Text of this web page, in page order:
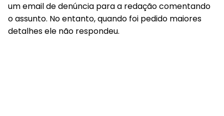
um email de denúncia para a redação comentando
o assunto. No entanto, quando foi pedido maiores
detalhes ele não respondeu.